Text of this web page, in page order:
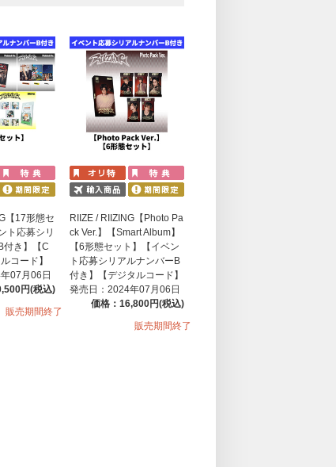
【17形態セ
ト応募シリ
付き】【C
コード】
07月06日
円(税込)
販売期間終了
RIIZE / RIIZING【Photo Pa
ck Ver.】【Smart Album】
【6形態セット】【イベン
ト応募シリアルナンバーB
付き】【デジタルコード】
発売日：2024年07月06日
価格：16,800円(税込)
販売期間終了